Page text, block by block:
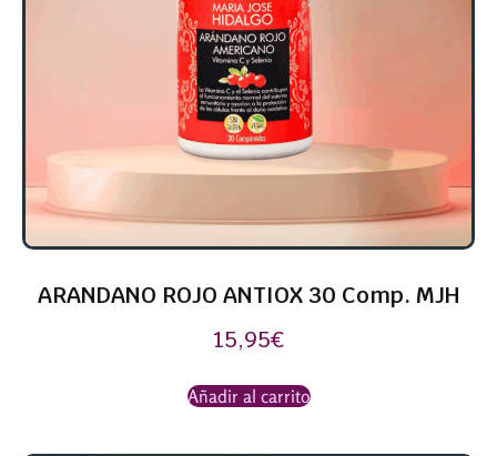
ARANDANO ROJO ANTIOX 30 Comp. MJH
15,95€
Añadir al carrito